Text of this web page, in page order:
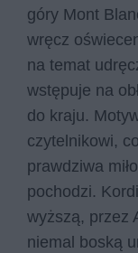
góry Mont
wręcz
na temat
wstępuje na
do kraju.
czytelnikowi,
prawdziwa
pochodzi.
wyższą, przez
niemal boską